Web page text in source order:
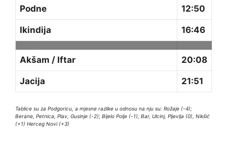
Podne 12:50
Ikindija 16:46
Akšam / Iftar 20:08
Jacija 21:51
Tablice su za Podgoricu, a mjesne razlike u odnosu na nju su: Rožaje (-4);
Berane, Petnica, Plav, Gusinje (-2); Bijelo Polje (-1), Bar, Ulcinj, Pljevlja (0), Nikšić
(+1) Herceg Novi (+3)